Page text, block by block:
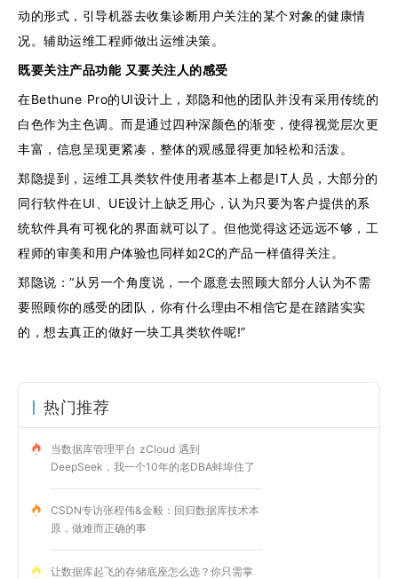
动的形式，引导机器去收集诊断用户关注的某个对象的健康情
况。辅助运维工程师做出运维决策。
既要关注产品功能 又要关注人的感受
在Bethune Pro的UI设计上，郑隐和他的团队并没有采用传统的
白色作为主色调。而是通过四种深颜色的渐变，使得视觉层次更
丰富，信息呈现更紧凑，整体的观感显得更加轻松和活泼。
郑隐提到，运维工具类软件使用者基本上都是IT人员，大部分的
同行软件在UI、UE设计上缺乏用心，认为只要为客户提供的系
统软件具有可视化的界面就可以了。但他觉得这还远远不够，工
程师的审美和用户体验也同样如2C的产品一样值得关注。
郑隐说：“从另一个角度说，一个愿意去照顾大部分人认为不需
要照顾你的感受的团队，你有什么理由不相信它是在踏踏实实
的，想去真正的做好一块工具类软件呢!”
热门推荐
当数据库管理平台 zCloud 遇到
DeepSeek，我一个10年的老DBA蚌埠住了
CSDN专访张程伟&金毅：回归数据库技术本
原，做难而正确的事
让数据库起飞的存储底座怎么选？你只需掌